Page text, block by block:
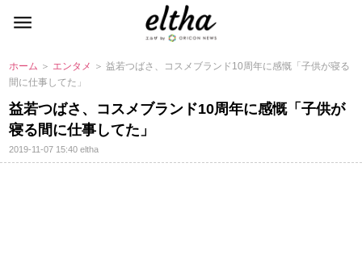
ホーム ＞ エンタメ ＞ 益若つばさ、コスメブランド10周年に感慨「子供が寝る
間に仕事してた」
益若つばさ、コスメブランド10周年に感慨「子供が
寝る間に仕事してた」
2019-11-07 15:40eltha